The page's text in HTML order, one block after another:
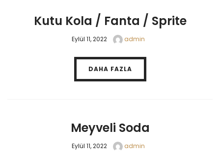
Kutu Kola / Fanta / Sprite
Eylül 11, 2022 admin
DAHA FAZLA
Meyveli Soda
Eylül 11, 2022 admin